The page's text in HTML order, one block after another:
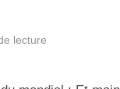
lecture